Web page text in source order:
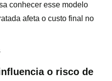
conhecer esse modelo
afeta o custo final no
o risco de